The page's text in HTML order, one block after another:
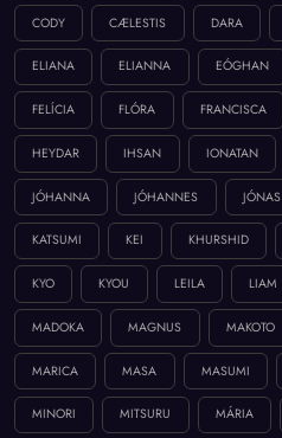
CODY CÆLESTIS DARA
ELIANA ELIANNA EÓGHAN
FELÍCIA FLÓRA FRANCISCA
HEYDAR IHSAN IONATAN
JÓHANNA JÓHANNES JÓNAS
KATSUMI KEI KHURSHID
KYO KYOU LEILA LIAM
MADOKA MAGNUS MAKOTO
MARICA MASA MASUMI
MINORI MITSURU MÁRIA